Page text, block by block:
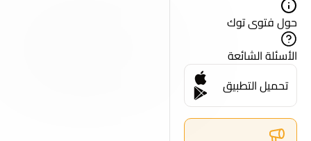
حول فتوى توك
الأسئلة الشائعة
تحميل التطبيق